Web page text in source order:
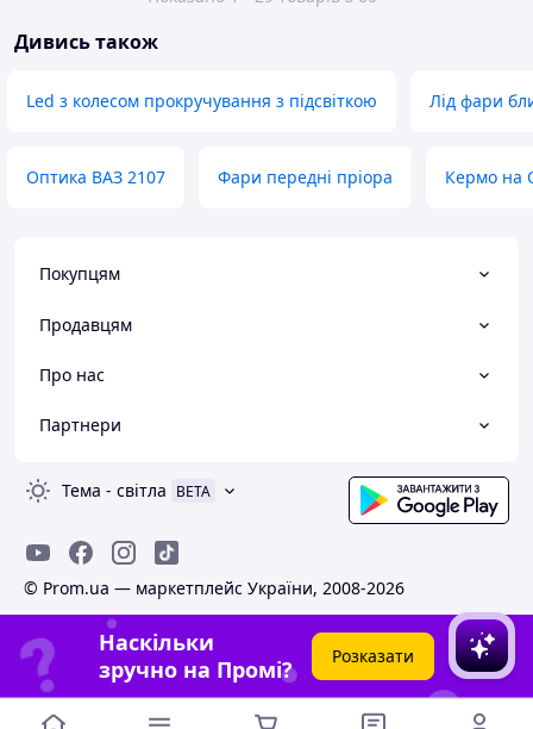
Дивись також
Led з колесом прокручування з підсвіткою Лід фари
Оптика ВАЗ 2107 Фари передні пріора Кермо на
Покупцям
Продавцям
Про нас
Партнери
Тема - світла BETA
© Prom.ua — маркетплейс України, 2008-2026
Наскільки
зручно на Промі?
Розказати